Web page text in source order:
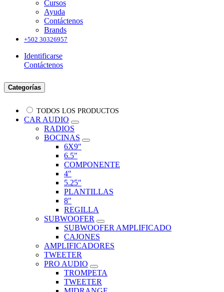
Cursos
Ayuda
Contáctenos
Brands
+502 30326957
Identificarse
Contáctenos
Categorías
TODOS LOS PRODUCTOS
CAR AUDIO
RADIOS
BOCINAS
6X9"
6.5"
COMPONENTE
4"
5.25"
PLANTILLAS
8"
REGILLA
SUBWOOFER
SUBWOOFER AMPLIFICADO
CAJONES
AMPLIFICADORES
TWEETER
PRO AUDIO
TROMPETA
TWEETER